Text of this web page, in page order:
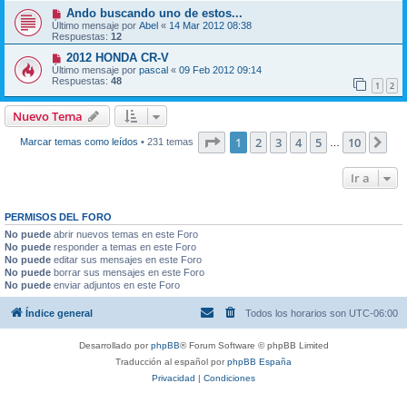
Ando buscando uno de estos...
Último mensaje por Abel « 14 Mar 2012 08:38
Respuestas: 12
2012 HONDA CR-V
Último mensaje por pascal « 09 Feb 2012 09:14
Respuestas: 48 1 2
Nuevo Tema
Marcar temas como leídos • 231 temas Página de 10
1 2 3 4 5 10
Ir a
PERMISOS DEL FORO
No puede abrir nuevos temas en este Foro
No puede responder a temas en este Foro
No puede editar sus mensajes en este Foro
No puede borrar sus mensajes en este Foro
No puede enviar adjuntos en este Foro
Índice general Todos los horarios son UTC-06:00
Desarrollado porphpBB® Forum Software © phpBB Limited
Traducción al español porphpBB España
Privacidad | Condiciones